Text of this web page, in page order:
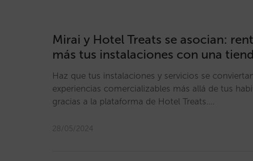
Mirai y Hotel Treats se asocian:
más tus instalaciones con una
Haz que tus instalaciones y servicios se
experiencias comercializables más allá de tus
gracias a la plataforma de Hotel Treats.…
28/05/2024